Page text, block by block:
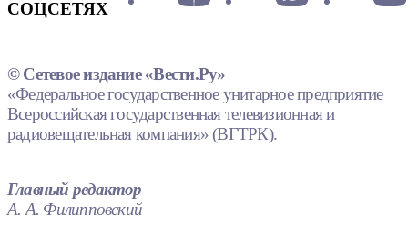
СОЦСЕТЯХ
© Сетевое издание «Вести.Ру»
«Федеральное государственное унитарное предприятие
Всероссийская государственная телевизионная и
радиовещательная компания» (ВГТРК).
Главный редактор
А. А. Филипповский